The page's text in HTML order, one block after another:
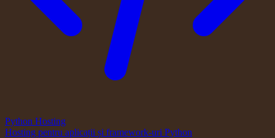
Python Hosting
Hosting pentru aplicații și framework-uri Python